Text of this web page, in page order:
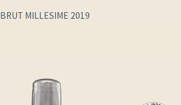
BRUT MILLESIME 2019